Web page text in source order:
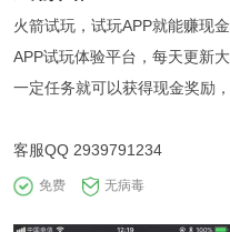
火箭试玩，试玩APP就能赚现
APP试玩体验平台，每天更新
一定任务就可以获得现金奖励
客服QQ 2939791234
免费 无病毒